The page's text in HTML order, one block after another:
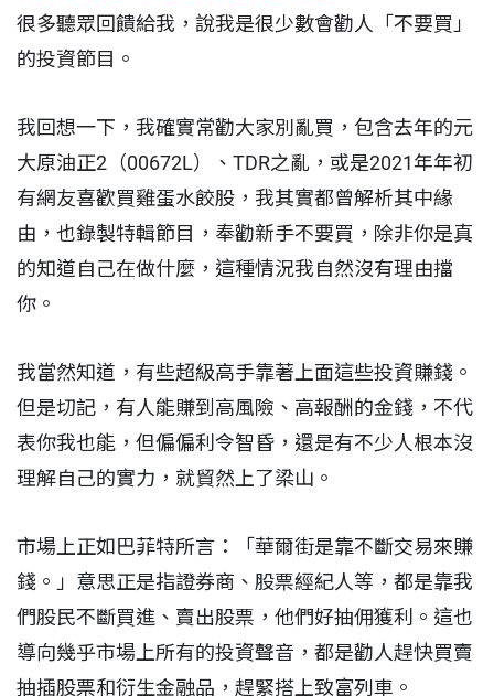
很多聽眾回饋給我，說我是很少數會勸人「不要買」
的投資節目。
我回想一下，我確實常勸大家別亂買，包含去年的元
大原油正2（00672L）、TDR之亂，或是2021年年初
有網友喜歡買雞蛋水餃股，我其實都曾解析其中緣
由，也錄製特輯節目，奉勸新手不要買，除非你是真
的知道自己在做什麼，這種情況我自然沒有理由擋
你。
我當然知道，有些超級高手靠著上面這些投資賺錢。
但是切記，有人能賺到高風險、高報酬的金錢，不代
表你我也能，但偏偏利令智昏，還是有不少人根本沒
理解自己的實力，就貿然上了梁山。
市場上正如巴菲特所言：「華爾街是靠不斷交易來賺
錢。」意思正是指證券商、股票經紀人等，都是靠我
們股民不斷買進、賣出股票，他們好抽佣獲利。這也
導向幾乎市場上所有的投資聲音，都是勸人趕快買賣
抽插股票和衍生金融品，趕緊搭上致富列車。